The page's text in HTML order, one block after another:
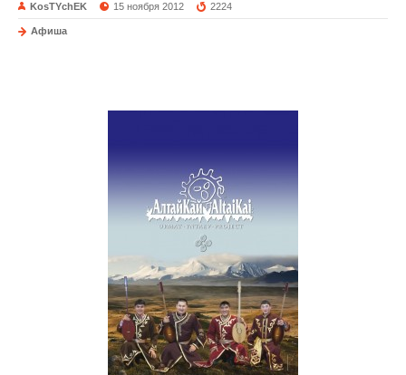
KosTYchEK 15 ноября 2012 2224
Афиша